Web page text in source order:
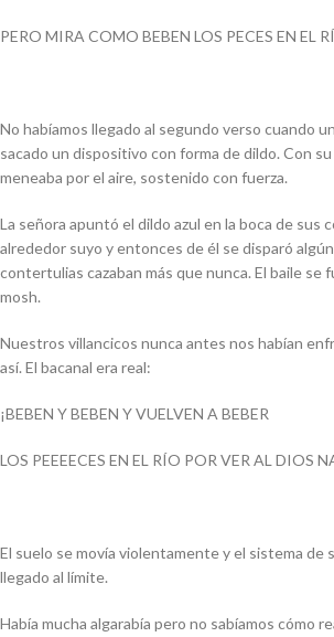
PERO MIRA COMO BEBEN LOS PECES EN EL
No habíamos llegado al segundo verso cuando
sacado un dispositivo con forma de dildo. Con
meneaba por el aire, sostenido con fuerza.
La señora apuntó el dildo azul en la boca de sus
alrededor suyo y entonces de él se disparó
contertulias cazaban más que nunca. El baile se
mosh.
Nuestros villancicos nunca antes nos habían
así. El bacanal era real:
¡BEBEN Y BEBEN Y VUELVEN A BEBER
LOS PEEEECES EN EL RÍO POR VER AL DIOS
El suelo se movía violentamente y el sistema de
llegado al límite.
Había mucha algarabía pero no sabíamos cómo